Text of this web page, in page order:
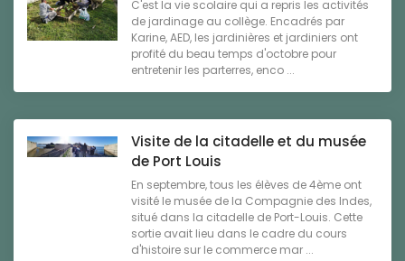
C'est la vie scolaire qui a repris les activités
de jardinage au collège. Encadrés par
Karine, AED, les jardinières et jardiniers ont
profité du beau temps d'octobre pour
entretenir les parterres, enco ...
Visite de la citadelle et du musée
de Port Louis
En septembre, tous les élèves de 4ème ont
visité le musée de la Compagnie des Indes,
situé dans la citadelle de Port-Louis. Cette
sortie avait lieu dans le cadre du cours
d'histoire sur le commerce mar ...